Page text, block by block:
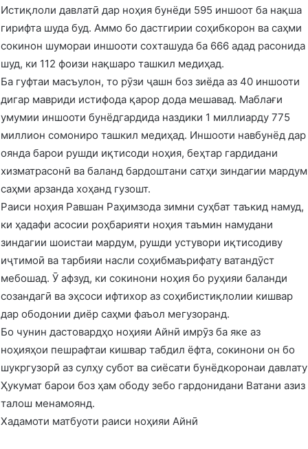
Истиқлоли давлатӣ дар ноҳия бунёди 595 иншоот ба нақша
гирифта шуда буд. Аммо бо дастгирии соҳибкорон ва саҳми
сокинон шумораи иншооти сохташуда ба 666 адад расонида
шуд, ки 112 фоизи нақшаро ташкил медиҳад.
Ба гуфтаи масъулон, то рӯзи ҷашн боз зиёда аз 40 иншооти
дигар мавриди истифода қарор дода мешавад. Маблағи
умумии иншооти бунёдгардида наздики 1 миллиарду 775
миллион сомониро ташкил медиҳад. Иншооти навбунёд дар
оянда барои рушди иқтисоди ноҳия, беҳтар гардидани
хизматрасонӣ ва баланд бардоштани сатҳи зиндагии мардум
саҳми арзанда хоҳанд гузошт.
Раиси ноҳия Равшан Раҳимзода зимни суҳбат таъкид намуд,
ки ҳадафи асосии роҳбарияти ноҳия таъмин намудани
зиндагии шоистаи мардум, рушди устувори иқтисодиву
иҷтимоӣ ва тарбияи насли соҳибмаърифату ватандӯст
мебошад. Ӯ афзуд, ки сокинони ноҳия бо руҳияи баланди
созандагӣ ва эҳсоси ифтихор аз соҳибистиқлолии кишвар
дар ободонии диёр саҳми фаъол мегузоранд.
Бо чунин дастовардҳо ноҳияи Айнӣ имрӯз ба яке аз
ноҳияҳои пешрафтаи кишвар табдил ёфта, сокинони он бо
шукргузорӣ аз сулҳу субот ва сиёсати бунёдкоронаи давлату
Ҳукумат барои боз ҳам ободу зебо гардонидани Ватани азиз
талош менамоянд.
Хадамоти матбуоти раиси ноҳияи Айнӣ